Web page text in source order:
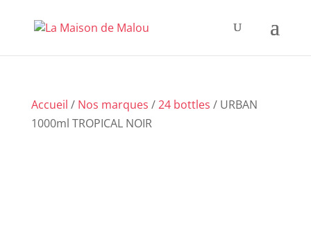
Accueil / Nos marques /24 bottles / URBAN
1000ml TROPICAL NOIR